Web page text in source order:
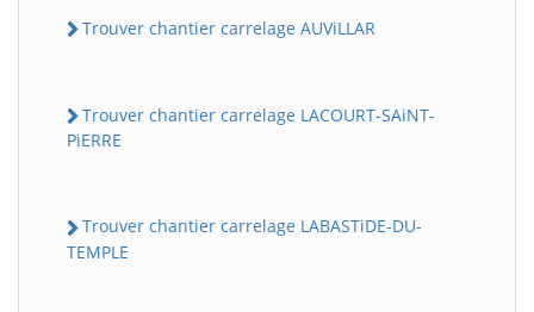
Trouver chantier carrelage AUViLLAR
Trouver chantier carrelage LACOURT-SAiNT-
PiERRE
Trouver chantier carrelage LABASTiDE-DU-
TEMPLE